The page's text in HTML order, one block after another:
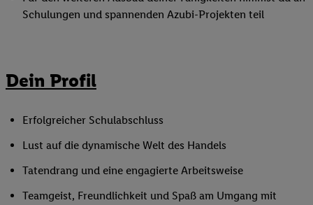
Schulungen und spannenden Azubi-Projekten teil
Dein Profil
Erfolgreicher Schulabschluss
Lust auf die dynamische Welt des Handels
Tatendrang und eine engagierte Arbeitsweise
Teamgeist, Freundlichkeit und Spaß am Umgang mit